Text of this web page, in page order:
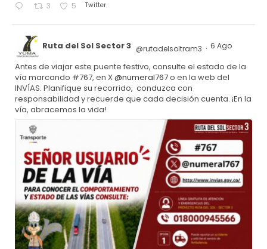
3 5 Twitter
Ruta del Sol Sector 3 @rutadelsoltram3 · 6 Ago
Antes de viajar este puente festivo, consulte el estado de la
vía marcando #767, en X@numeral767o en la web del
INVÍAS. Planifique su recorrido, conduzca con
responsabilidad y recuerde que cada decisión cuenta. ¡En la
vía, abracemos la vida!